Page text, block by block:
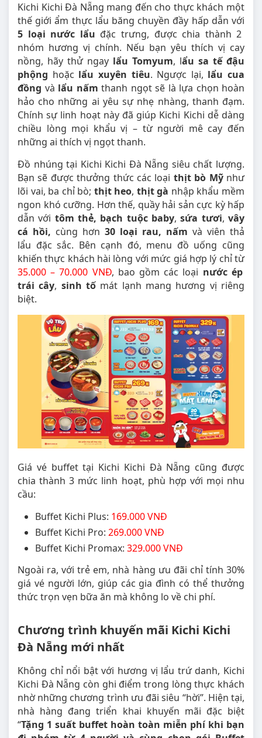
Kichi Kichi Đà Nẵng mang đến cho thực khách một
thế giới ẩm thực lẩu băng chuyền đầy hấp dẫn với
5 loại nước lẩu đặc trưng, được chia thành 2
nhóm hương vị chính. Nếu bạn yêu thích vị cay
nồng, hãy thử ngay lẩu Tomyum, lẩu sa tế đậu
phộng hoặc lẩu xuyên tiêu. Ngược lại, lẩu cua
đồng và lẩu nấm thanh ngọt sẽ là lựa chọn hoàn
hảo cho những ai yêu sự nhẹ nhàng, thanh đạm.
Chính sự linh hoạt này đã giúp Kichi Kichi dễ dàng
chiều lòng mọi khẩu vị – từ người mê cay đến
những ai thích vị ngọt thanh.
Đồ nhúng tại Kichi Kichi Đà Nẵng siêu chất lượng.
Bạn sẽ được thưởng thức các loại thịt bò Mỹ như
lõi vai, ba chỉ bò; thịt heo, thịt gà nhập khẩu mềm
ngon khó cưỡng. Hơn thế, quầy hải sản cực kỳ hấp
dẫn với tôm thẻ, bạch tuộc baby,sứa tươi,vây
cá hồi, cùng hơn 30 loại rau, nấm và viên thả
lẩu đặc sắc. Bên cạnh đó, menu đồ uống cũng
khiến thực khách hài lòng với mức giá hợp lý chỉ từ
35.000 – 70.000 VNĐ, bao gồm các loại nước ép
trái cây, sinh tố mát lạnh mang hương vị riêng
biệt.
Giá vé buffet tại Kichi Kichi Đà Nẵng cũng được
chia thành 3 mức linh hoạt, phù hợp với mọi nhu
cầu:
Buffet Kichi Plus: 169.000 VNĐ
Buffet Kichi Pro: 269.000 VNĐ
Buffet Kichi Promax: 329.000 VNĐ
Ngoài ra, với trẻ em, nhà hàng ưu đãi chỉ tính 30%
giá vé người lớn, giúp các gia đình có thể thưởng
thức trọn vẹn bữa ăn mà không lo về chi phí.
Chương trình khuyến mãi Kichi Kichi
Đà Nẵng mới nhất
Không chỉ nổi bật với hương vị lẩu trứ danh, Kichi
Kichi Đà Nẵng còn ghi điểm trong lòng thực khách
nhờ những chương trình ưu đãi siêu “hời”. Hiện tại,
nhà hàng đang triển khai khuyến mãi đặc biệt
“Tặng 1 suất buffet hoàn toàn miễn phí khi bạn